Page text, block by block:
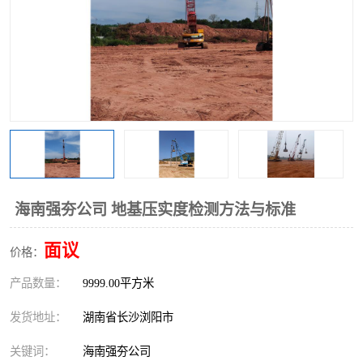
海南强夯公司 地基压实度检测方法与标准
价格： 面议
产品数量： 9999.00平方米
发货地址： 湖南省长沙浏阳市
关键词： 海南强夯公司